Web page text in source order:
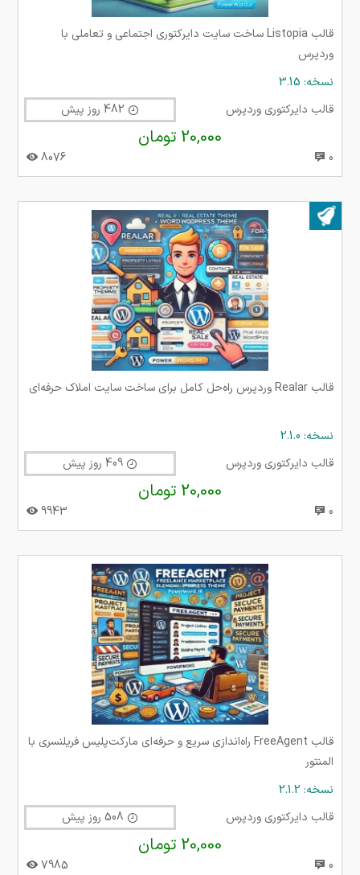
قالب Listopia ساخت سایت دایرکتوری اجتماعی و تعاملی با
وردپرس
نسخه: 3.15
قالب دایرکتوری وردپرس
20,000 تومان
0
8076
بروز شده در ۰۲ تیر ۱۴۰۴
قالب Realar وردپرس راه‌حل کامل برای ساخت سایت املاک حرفه‌ای
نسخه: 2.1.0
قالب دایرکتوری وردپرس
20,000 تومان
0
9943
قالب FreeAgent راه‌اندازی سریع و حرفه‌ای مارکت‌پلیس فریلنسری با
المنتور
نسخه: 2.1.2
قالب دایرکتوری وردپرس
20,000 تومان
0
7985